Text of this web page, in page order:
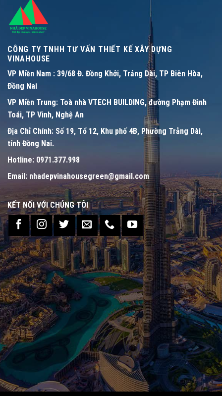
CÔNG TY TNHH TƯ VẤN THIẾT KẾ XÂY DỰNG
VINAHOUSE
VP Miền Nam : 39/68 Đ. Đồng Khởi, Trảng Dài, TP Biên Hòa,
Đồng Nai
VP Miền Trung: Toà nhà VTECH BUILDING, đường Phạm Đình
Toái, TP Vinh, Nghệ An
Địa Chỉ Chính: Số 19, Tổ 12, Khu phố 4B, Phường Trảng Dài,
tỉnh Đồng Nai.
Hotline: 0971.377.998
Email: nhadepvinahousegreen@gmail.com
KẾT NỐI VỚI CHÚNG TÔI